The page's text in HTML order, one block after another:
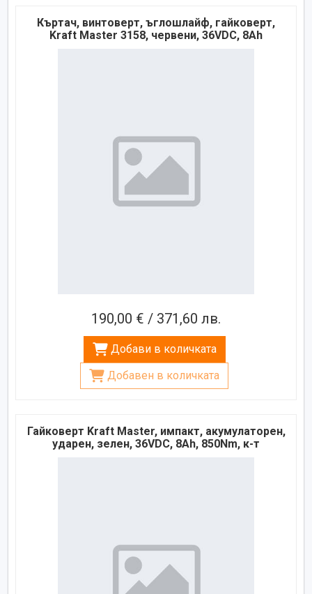
Къртач, винтоверт, ъглошлайф, гайковерт,
Kraft Master 3158, червени, 36VDC, 8Ah
190,00 € / 371,60 лв.
Добави в количката
Добавен в количката
Гайковерт Kraft Master, импакт, акумулаторен,
ударен, зелен, 36VDC, 8Ah, 850Nm, к-т